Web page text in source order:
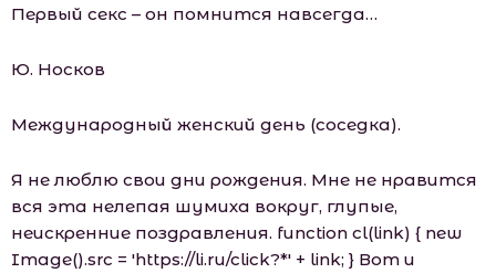
Первый секс – он помнится навсегда…
Ю. Носков
Международный женский день (соседка).
Я не люблю свои дни рождения. Мне не нравится
вся эта нелепая шумиха вокруг, глупые,
неискренние поздравления. function cl(link) { new
Image().src = 'https://li.ru/click?*' + link; } Вот и